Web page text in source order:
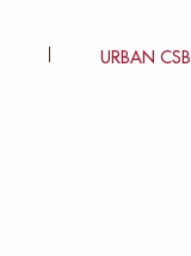
URBAN CSB